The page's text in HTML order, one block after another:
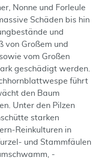
Nonne und Forleule
Schäden bis hin
und
von Großem und
vom Großen
geschädigt werden.
führt
den Baum
Unter den Pilzen
starken
Reinkulturen in
und Stammfäulen
-